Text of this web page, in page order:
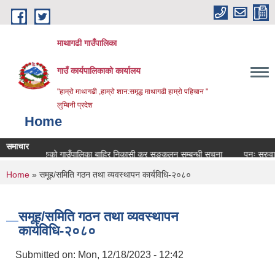
Skip to main content
माथागढी गाउँपालिका
गाउँ कार्यपालिकाको कार्यालय
"हाम्रो माथागढी ,हाम्रो शान:समृद्ध माथागढी हाम्रो पहिचान "
लुम्बिनी प्रदेश
Home
समाचार
गाउँपालिका बाहिर निकासी कर सङ्कलन सम्बन्धी सूचना
पुनः सरुवा
You are here
Home » समूह/समिति गठन तथा व्यवस्थापन कार्यविधि-२०८०
समूह/समिति गठन तथा व्यवस्थापन
कार्यविधि-२०८०
Submitted on: Mon, 12/18/2023 - 12:42